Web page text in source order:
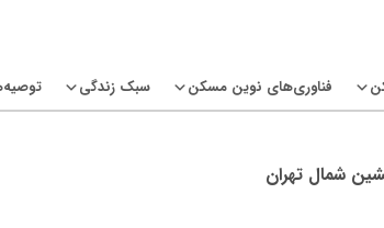
فناوری‌های نوین مسکن سبک زندگی
<i class="icon-linkedin"></i>شمال تهران